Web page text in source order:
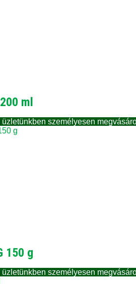
ml
üzletünkben személyesen
150 g
üzletünkben személyesen